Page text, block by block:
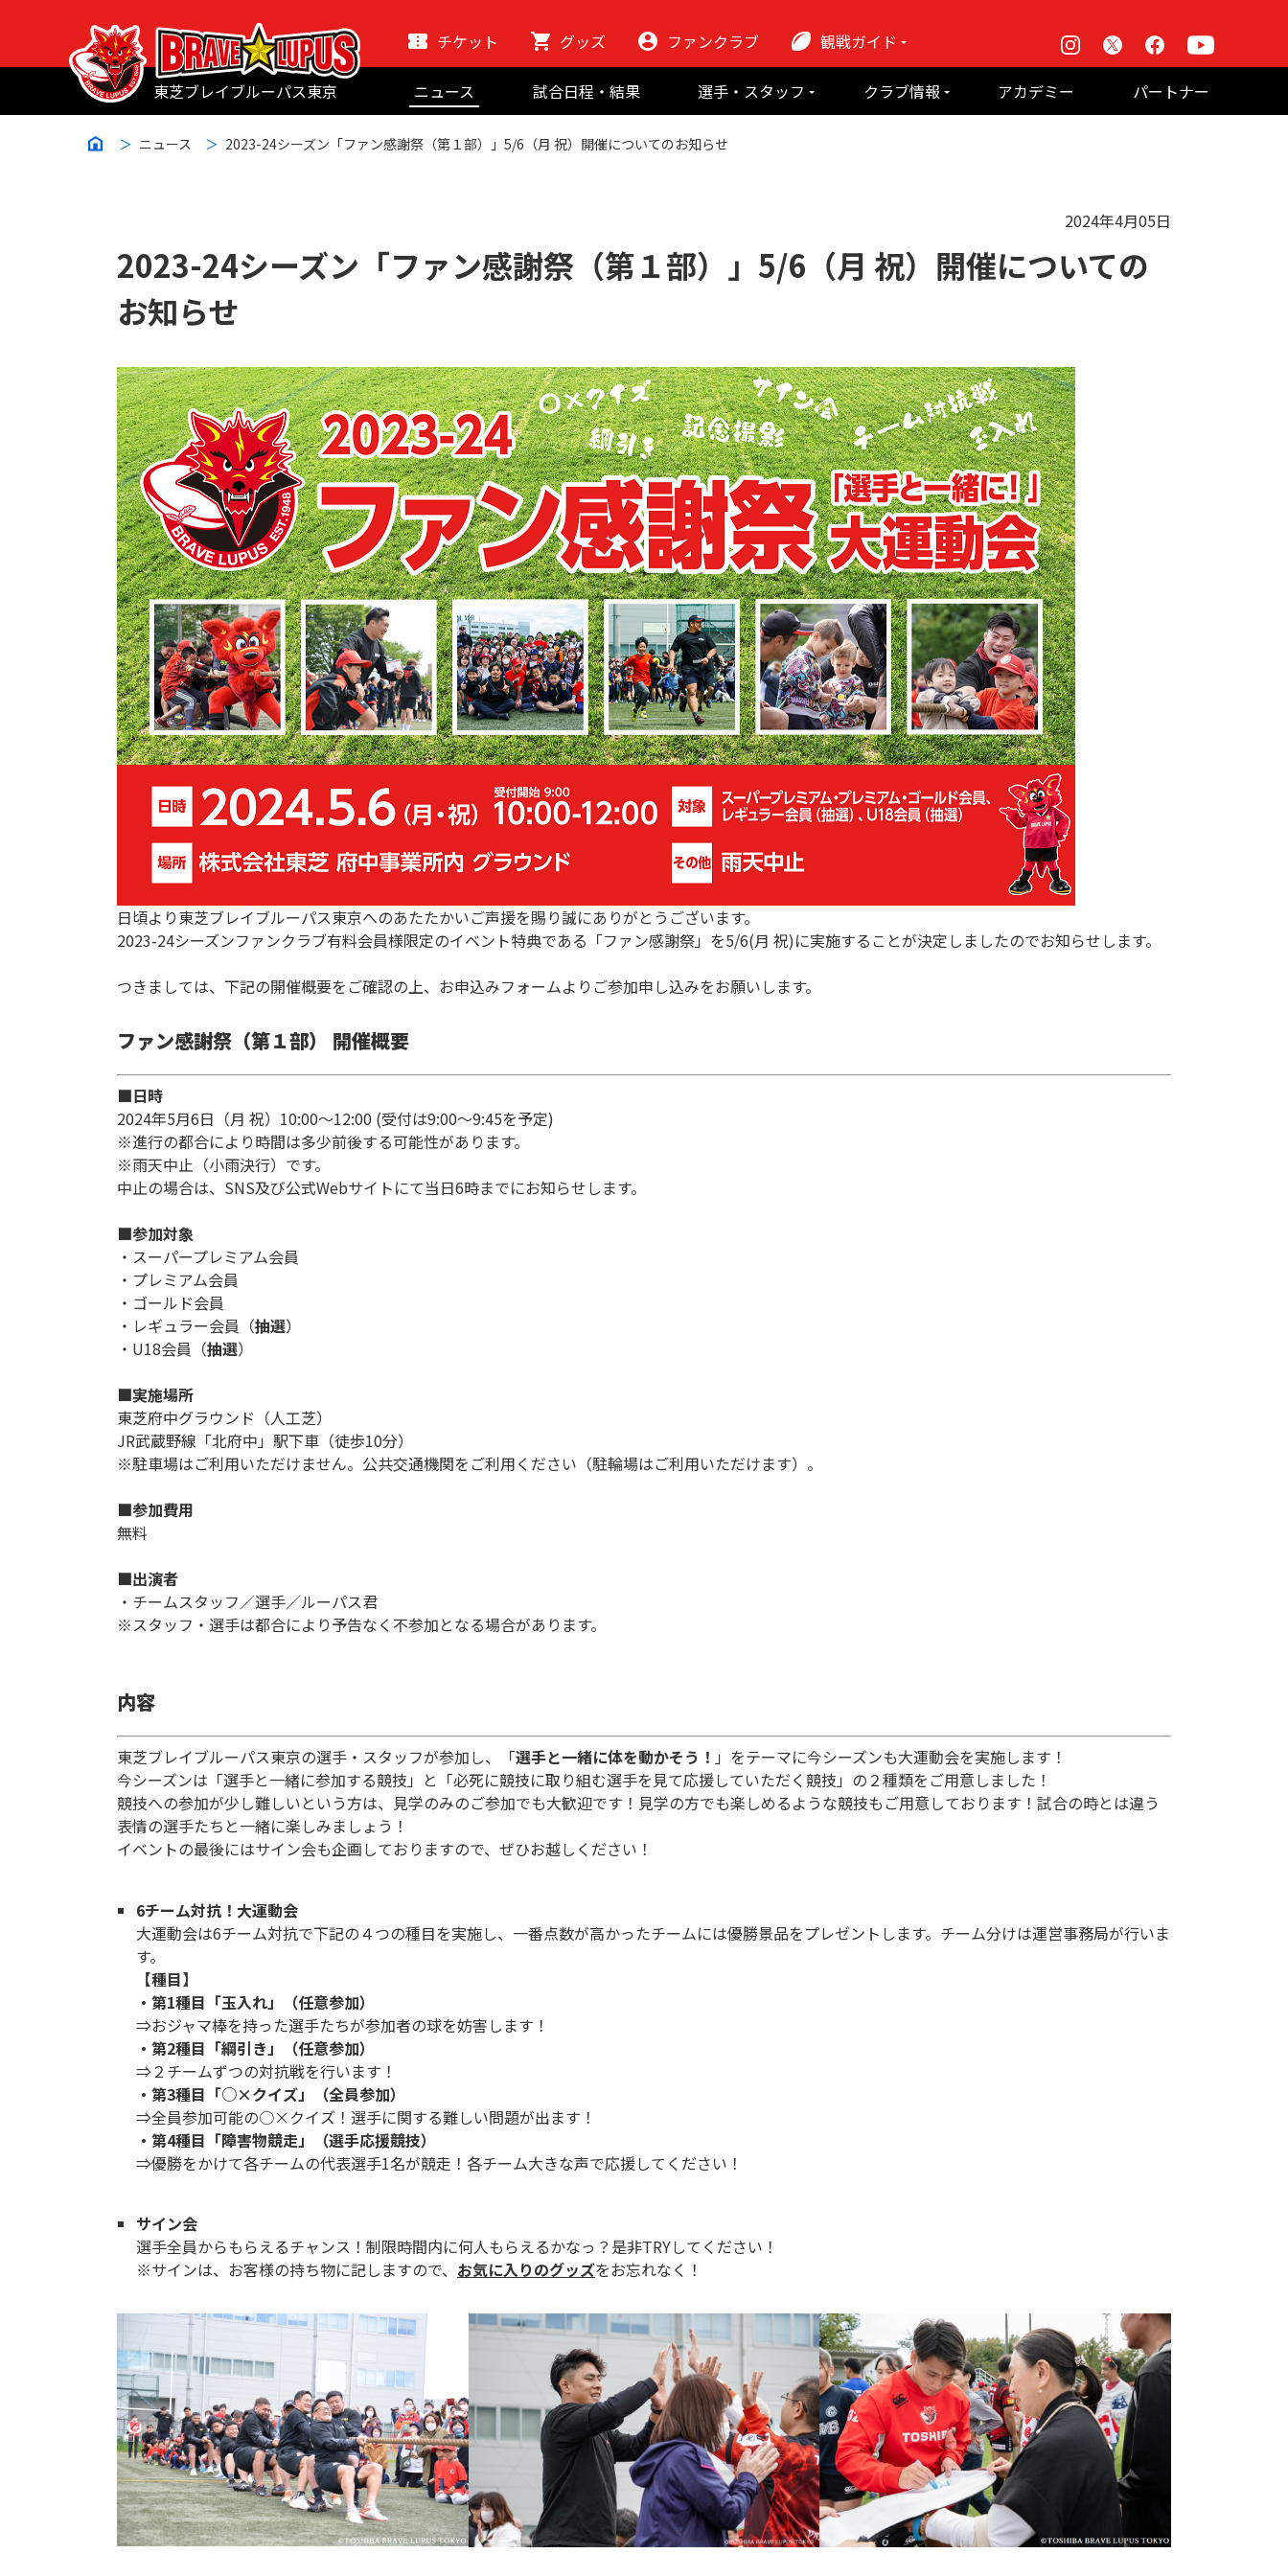
東芝ブレイブルーパス東京
チケット グッズ ファンクラブ
観戦ガイド
初めての観戦
Instagram Facebook
ニュース
試合日程・結果
選手・スタッフ
クラブ情報
アカデミー パートナー
ニュース 2023-24シーズン「ファン感謝祭（第１部）」5/6（月 祝）開催についてのお知らせ
2024年4月05日
2023-24シーズン「ファン感謝祭（第１部）」5/6（月 祝）開催についての
お知らせ
日頃より東芝ブレイブルーパス東京へのあたたかいご声援を賜り誠にありがとうございます。
2023-24シーズンファンクラブ有料会員様限定のイベント特典である「ファン感謝祭」を5/6(月 祝)に実施することが決定しましたのでお知らせします。
つきましては、下記の開催概要をご確認の上、お申込みフォームよりご参加申し込みをお願いします。
ファン感謝祭（第１部） 開催概要
■日時
2024年5月6日（月 祝）10:00～12:00 (受付は9:00～9:45を予定)
※進行の都合により時間は多少前後する可能性があります。
※雨天中止（小雨決行）です。
中止の場合は、SNS及び公式Webサイトにて当日6時までにお知らせします。
■参加対象
・スーパープレミアム会員
・プレミアム会員
・ゴールド会員
・レギュラー会員（抽選）
・U18会員（抽選）
■実施場所
東芝府中グラウンド（人工芝）
JR武蔵野線「北府中」駅下車（徒歩10分）
※駐車場はご利用いただけません。公共交通機関をご利用ください（駐輪場はご利用いただけます）。
■参加費用
無料
■出演者
・チームスタッフ／選手／ルーパス君
※スタッフ・選手は都合により予告なく不参加となる場合があります。
内容
東芝ブレイブルーパス東京の選手・スタッフが参加し、「選手と一緒に体を動かそう！ 」をテーマに今シーズンも大運動会を実施します！
今シーズンは「選手と一緒に参加する競技」と「必死に競技に取り組む選手を見て応援していただく競技」の２種類をご用意しました！
競技への参加が少し難しいという方は、見学のみのご参加でも大歓迎です！見学の方でも楽しめるような競技もご用意しております！試合の時とは違う
表情の選手たちと一緒に楽しみましょう！
イベントの最後にはサイン会も企画しておりますので、ぜひお越しください！
6チーム対抗！大運動会
大運動会は6チーム対抗で下記の４つの種目を実施し、一番点数が高かったチームには優勝景品をプレゼントします。チーム分けは運営事務局が行いま
す。
【種目】
・第1種目「玉入れ」（任意参加）
⇒おジャマ棒を持った選手たちが参加者の球を妨害します！
・第2種目「綱引き」（任意参加）
⇒２チームずつの対抗戦を行います！
・第3種目「○×クイズ」（全員参加）
⇒全員参加可能の○×クイズ！選手に関する難しい問題が出ます！
・第4種目「障害物競走」（選手応援競技）
⇒優勝をかけて各チームの代表選手1名が競走！各チーム大きな声で応援してください！
サイン会
選手全員からもらえるチャンス！制限時間内に何人もらえるかなっ？是非TRYしてください！
※サインは、お客様の持ち物に記しますので、 お気に入りのグッズをお忘れなく！